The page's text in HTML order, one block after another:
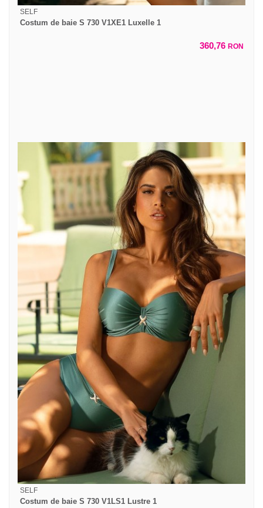
SELF
Costum de baie S 730 V1XE1 Luxelle 1
360,76 RON
SELF
Costum de baie S 730 V1LS1 Lustre 1